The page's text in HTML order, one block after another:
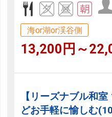
海or湖or渓谷側
13,200円～
【リーズナブル和
どお手軽に愉しむ